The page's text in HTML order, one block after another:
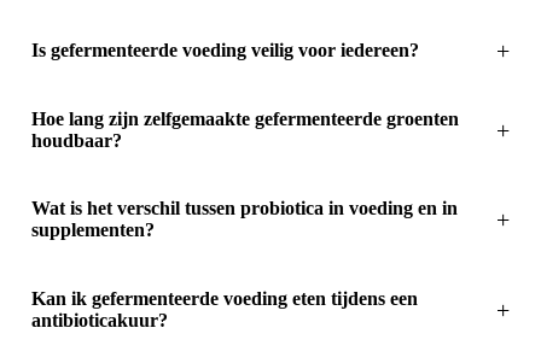
Is gefermenteerde voeding veilig voor iedereen?
Hoe lang zijn zelfgemaakte gefermenteerde groenten
houdbaar?
Wat is het verschil tussen probiotica in voeding en in
supplementen?
Kan ik gefermenteerde voeding eten tijdens een
antibioticakuur?